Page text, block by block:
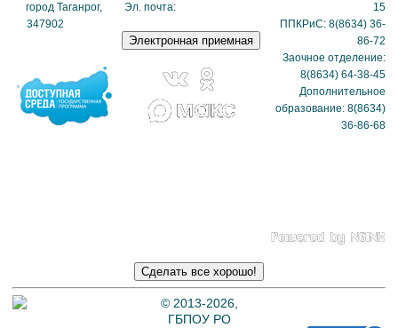
город Таганрог,
347902
Эл. почта:
15
ППКРиС: 8(8634) 36-
86-72
Заочное отделение:
8(8634) 64-38-45
Дополнительное
образование: 8(8634)
36-86-68
© 2013-2026,
ГБПОУ РО